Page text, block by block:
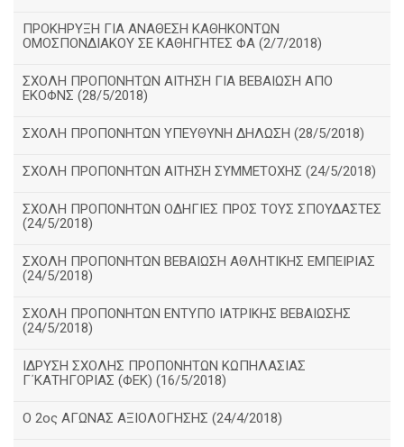
ΠΡΟΚΗΡΥΞΗ ΓΙΑ ΑΝΑΘΕΣΗ ΚΑΘΗΚΟΝΤΩΝ
ΟΜΟΣΠΟΝΔΙΑΚΟΥ ΣΕ ΚΑΘΗΓΗΤΕΣ ΦΑ (2/7/2018)
ΣΧΟΛΗ ΠΡΟΠΟΝΗΤΩΝ ΑΙΤΗΣΗ ΓΙΑ ΒΕΒΑΙΩΣΗ ΑΠΟ
ΕΚΟΦΝΣ (28/5/2018)
ΣΧΟΛΗ ΠΡΟΠΟΝΗΤΩΝ ΥΠΕΥΘΥΝΗ ΔΗΛΩΣΗ (28/5/2018)
ΣΧΟΛΗ ΠΡΟΠΟΝΗΤΩΝ ΑΙΤΗΣΗ ΣΥΜΜΕΤΟΧΗΣ (24/5/2018)
ΣΧΟΛΗ ΠΡΟΠΟΝΗΤΩΝ ΟΔΗΓΙΕΣ ΠΡΟΣ ΤΟΥΣ ΣΠΟΥΔΑΣΤΕΣ
(24/5/2018)
ΣΧΟΛΗ ΠΡΟΠΟΝΗΤΩΝ ΒΕΒΑΙΩΣΗ ΑΘΛΗΤΙΚΗΣ ΕΜΠΕΙΡΙΑΣ
(24/5/2018)
ΣΧΟΛΗ ΠΡΟΠΟΝΗΤΩΝ ΕΝΤΥΠΟ ΙΑΤΡΙΚΗΣ ΒΕΒΑΙΩΣΗΣ
(24/5/2018)
ΙΔΡΥΣΗ ΣΧΟΛΗΣ ΠΡΟΠΟΝΗΤΩΝ ΚΩΠΗΛΑΣΙΑΣ
Γ΄ΚΑΤΗΓΟΡΙΑΣ (ΦΕΚ) (16/5/2018)
O 2ος ΑΓΩΝΑΣ ΑΞΙΟΛΟΓΗΣΗΣ (24/4/2018)